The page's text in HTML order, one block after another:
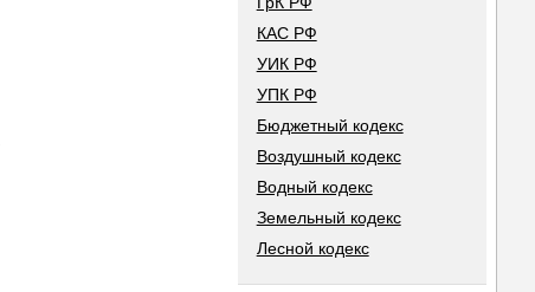
КАС РФ
УИК РФ
УПК РФ
Бюджетный кодекс
Воздушный кодекс
Водный кодекс
Земельный кодекс
Лесной кодекс